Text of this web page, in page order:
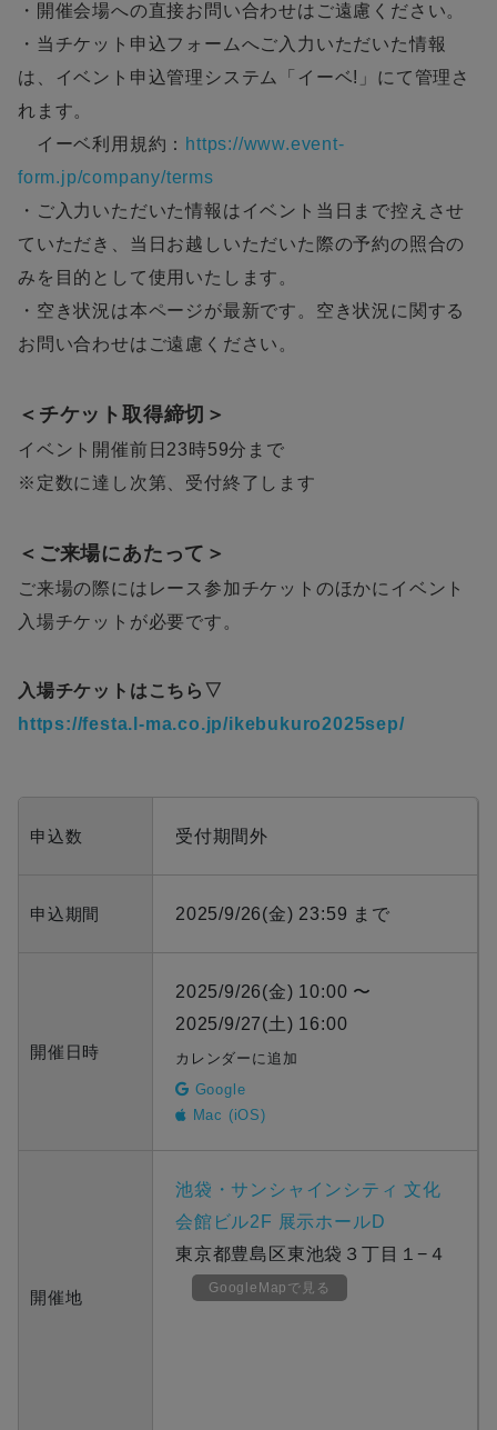
・開催会場への直接お問い合わせはご遠慮ください。
・当チケット申込フォームへご入力いただいた情報
は、イベント申込管理システム「イーベ!」にて管理さ
れます。
イーベ利用規約： https://www.event-
form.jp/company/terms
・ご入力いただいた情報はイベント当日まで控えさせ
ていただき、当日お越しいただいた際の予約の照合の
みを目的として使用いたします。
・空き状況は本ページが最新です。空き状況に関する
お問い合わせはご遠慮ください。
＜チケット取得締切＞
イベント開催前日23時59分まで
※定数に達し次第、受付終了します
＜ご来場にあたって＞
ご来場の際にはレース参加チケットのほかにイベント
入場チケットが必要です。
入場チケットはこちら▽
https://festa.l-ma.co.jp/ikebukuro2025sep/
申込数 受付期間外
申込期間 2025/9/26(金) 23:59 まで
開催日時
2025/9/26(金) 10:00 〜
2025/9/27(土) 16:00
カレンダーに追加
Google
Mac (iOS)
開催地
池袋・サンシャインシティ 文化
会館ビル2F 展示ホールD
東京都豊島区東池袋３丁目１−４
GoogleMapで見る